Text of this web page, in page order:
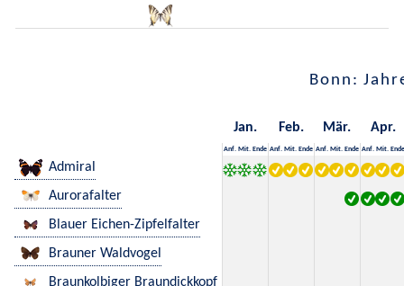
Bonn:
Jan. Feb. Mär. Apr.
Anf. Mit. Ende Anf. Mit. Ende Anf. Mit. Ende Anf. Mit. Ende
Admiral
Aurorafalter
Blauer Eichen-Zipfelfalter
Brauner Waldvogel
Braunkolbiger Braundickkopf